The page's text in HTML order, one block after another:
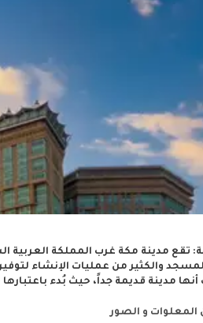
تقع مدينة مكة غرب المملكة العربية
والكثير من عمليات الإنشاء
مدينة قديمة جداً، حيث بُدء
تمت إعادة بنائها على يد سيدنا
المعلوات و الصور